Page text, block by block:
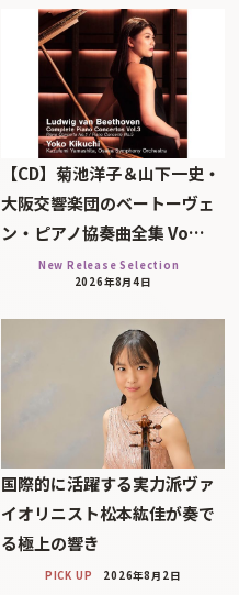
【CD】菊池洋子＆山下一史・
大阪交響楽団のベートーヴェ
ン・ピアノ協奏曲全集 Vo…
New Release Selection
2026年8月4日
国際的に活躍する実力派ヴァ
イオリニスト松本紘佳が奏で
る極上の響き
PICK UP 2026年8月2日